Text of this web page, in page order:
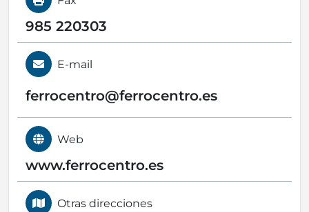
985 220303
E-mail
ferrocentro@ferrocentro.es
Web
www.ferrocentro.es
Otras direcciones